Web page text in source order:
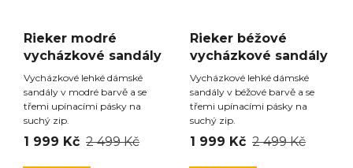
Rieker modré
vycházkové sandály
Vycházkové lehké dámské
sandály v modré barvě a se
třemi upínacími pásky na
suchý zip.
1 999 Kč 2 499 Kč
Rieker béžové
vycházkové sandály
Vycházkové lehké dámské
sandály v béžové barvě a se
třemi upínacími pásky na
suchý zip.
1 999 Kč 2 499 Kč